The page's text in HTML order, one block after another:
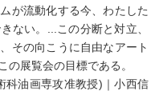
が流動化する今、わたした
ない。...この分断と対立、
その向こうに自由なアート
の展覧会の目標である。
科油画専攻准教授)｜小西信